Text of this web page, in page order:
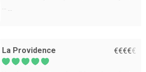
La Providence €€€€€